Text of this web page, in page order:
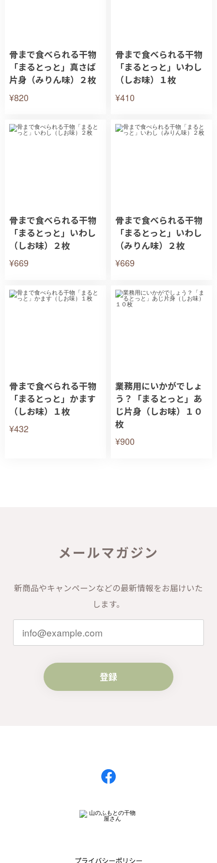
骨まで食べられる干物
「まるとっと」真さば
片身（みりん味）２枚
¥820
骨まで食べられる干物
「まるとっと」いわし
（しお味）１枚
¥410
骨まで食べられる干物
「まるとっと」いわし
（しお味）２枚
¥669
骨まで食べられる干物
「まるとっと」いわし
（みりん味）２枚
¥669
骨まで食べられる干物
「まるとっと」かます
（しお味）１枚
¥432
業務用にいかがでしょ
う？「まるとっと」あ
じ片身（しお味）１０
枚
¥900
メールマガジン
新商品やキャンペーンなどの最新情報をお届けいた
します。
登録
プライバシーポリシー